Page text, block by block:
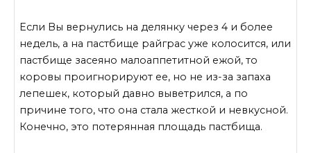
Если Вы вернулись на делянку через 4 и более
недель, а на пастбище райграс уже колосится, или
пастбище засеяно малоаппетитной ежой, то
коровы проигнорируют ее, но не из-за запаха
лепешек, который давно выветрился, а по
причине того, что она стала жесткой и невкусной.
Конечно, это потерянная площадь пастбища.